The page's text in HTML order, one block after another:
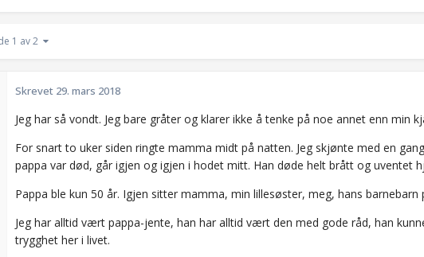
1 av 2
Skrevet 29. mars 2018
Jeg har så vondt. Jeg bare gråter og klarer ikke å tenke på noe annet enn min
For snart to uker siden ringte mamma midt på natten. Jeg skjønte med en
pappa var død, går igjen og igjen i hodet mitt. Han døde helt brått og uventet
Pappa ble kun 50 år. Igjen sitter mamma, min lillesøster, meg, hans
Jeg har alltid vært pappa-jente, han har alltid vært den med gode råd, han
trygghet her i livet.